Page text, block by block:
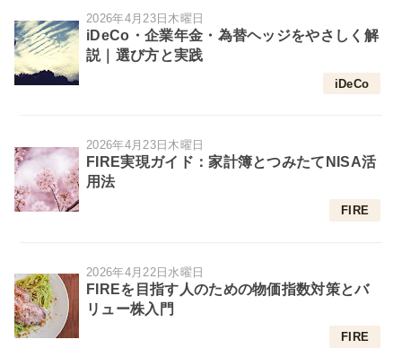
2026年4月23日木曜日
iDeCo・企業年金・為替ヘッジをやさしく解
説｜選び方と実践
iDeCo
2026年4月23日木曜日
FIRE実現ガイド：家計簿とつみたてNISA活
用法
FIRE
2026年4月22日水曜日
FIREを目指す人のための物価指数対策とバ
リュー株入門
FIRE